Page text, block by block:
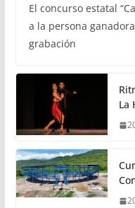
El concurso estatal
a la persona
grabación
La